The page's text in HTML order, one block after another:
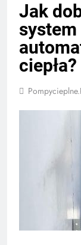
Jak
ciepła?